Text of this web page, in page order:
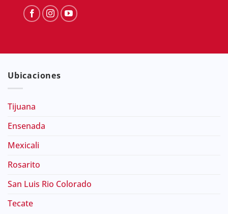
Ubicaciones
Tijuana
Ensenada
Mexicali
Rosarito
San Luis Rio Colorado
Tecate